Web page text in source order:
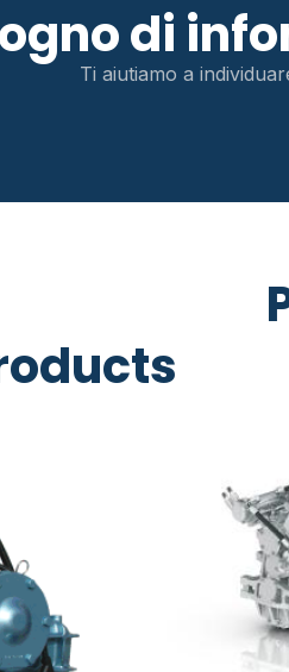
di
Ti aiutiamo a